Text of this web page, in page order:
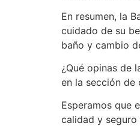
En resumen, la
cuidado de su
baño y cambio
¿Qué opinas de
en la sección de
Esperamos que
calidad y seguro